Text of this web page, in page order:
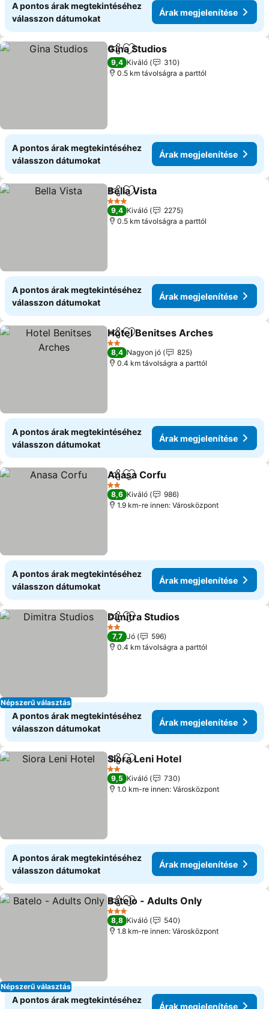
A pontos árak megtekintéséhez
válasszon dátumokat
Árak megjelenítése
Megosztás
Hozzáadás a kedvencekhez
Gina Studios
9,4 Kiváló
310
0.5 km távolságra a parttól
A pontos árak megtekintéséhez
válasszon dátumokat
Árak megjelenítése
Megosztás
Hozzáadás a kedvencekhez
Bella Vista
3 Kategória
9,4 Kiváló
2275
0.5 km távolságra a parttól
A pontos árak megtekintéséhez
válasszon dátumokat
Árak megjelenítése
Megosztás
Hozzáadás a kedvencekhez
Hotel Benitses Arches
2 Kategória
8,4 Nagyon jó
825
0.4 km távolságra a parttól
A pontos árak megtekintéséhez
válasszon dátumokat
Árak megjelenítése
Megosztás
Hozzáadás a kedvencekhez
Anasa Corfu
2 Kategória
8,6 Kiváló
986
1.9 km-re innen: Városközpont
A pontos árak megtekintéséhez
válasszon dátumokat
Árak megjelenítése
Népszerű választás
Megosztás
Hozzáadás a kedvencekhez
Dimitra Studios
2 Kategória
7,7 Jó
596
0.4 km távolságra a parttól
A pontos árak megtekintéséhez
válasszon dátumokat
Árak megjelenítése
Megosztás
Hozzáadás a kedvencekhez
Siora Leni Hotel
2 Kategória
9,5 Kiváló
730
1.0 km-re innen: Városközpont
A pontos árak megtekintéséhez
válasszon dátumokat
Árak megjelenítése
Népszerű választás
Megosztás
Hozzáadás a kedvencekhez
Batelo - Adults Only
3 Kategória
8,8 Kiváló
540
1.8 km-re innen: Városközpont
A pontos árak megtekintéséhez
Árak megjelenítése